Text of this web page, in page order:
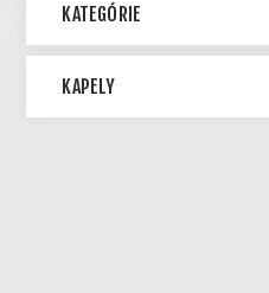
KATEGÓRIE
KAPELY